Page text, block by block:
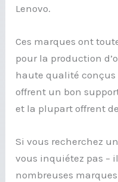
Lenovo.
Ces marques ont
pour la production
haute qualité conçus
offrent un bon
et la plupart offrent
Si vous recherchez
vous inquiétez pas –
nombreuses